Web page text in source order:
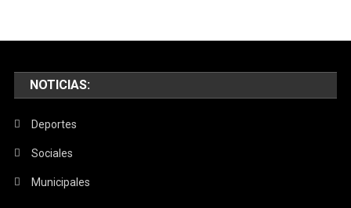
NOTICIAS:
Deportes
Sociales
Municipales